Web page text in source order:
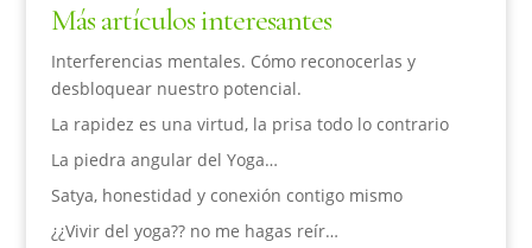
Más artículos interesantes
Interferencias mentales. Cómo reconocerlas y
desbloquear nuestro potencial.
La rapidez es una virtud, la prisa todo lo contrario
La piedra angular del Yoga…
Satya, honestidad y conexión contigo mismo
¿¿Vivir del yoga?? no me hagas reír…